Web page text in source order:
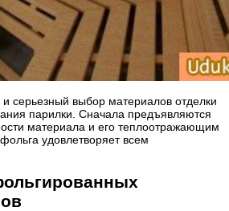
серьезный выбор материалов отделки
парилки. Сначала предъявляются
материала и его теплоотражающим
удовлетворяет всем